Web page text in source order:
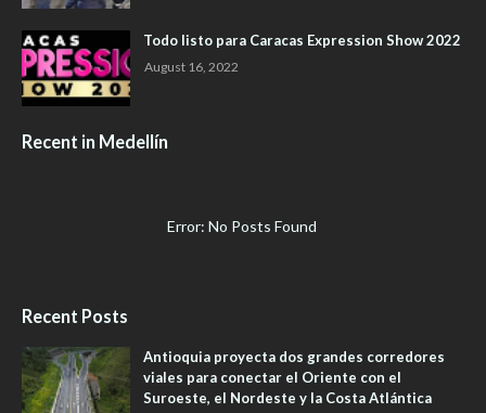
Todo listo para Caracas Expression Show 2022
August 16, 2022
Recent in Medellín
Error: No Posts Found
Recent Posts
Antioquia proyecta dos grandes corredores
viales para conectar el Oriente con el
Suroeste, el Nordeste y la Costa Atlántica